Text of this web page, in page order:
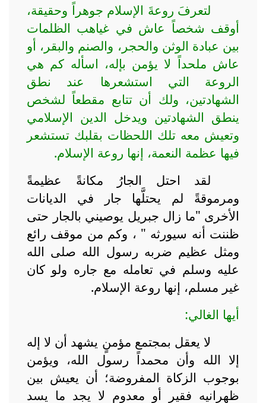
لتعرفَ روعةَ الإسلام جوهراً وحقيقة،
أوقف شخصاً عاش في غياهب الظلمات
بين عبادة الوثن والحجر، والصنم والبقر، أو
عاش ملحداً لا يؤمن بإله، اسأله كم هي
الروعة التي استشعرها عند نطق
الشهادتين، ولك أن تتابع مقطعاً لشخص
ينطق الشهادتين ويدخل الدين الإسلامي
وتعيش معه تلك اللحظات بقلبك تستشعر
فيها عظمة النعمة، إنها روعة الإسلام.
لقد احتل الجارُ مكانةً عظيمةً
ومرموقةً لم يحتلَّها جار في الديانات
الأخرى "ما زال جبريل يوصيني بالجار حتى
ظننت أنه سيورثه " ، وكم من موقف رائع
ومثل عظيم ضربه رسول الله صلى الله
عليه وسلم في تعامله مع جاره ولو كان
غير مسلم، إنها روعة الإسلام.
أيها الغالي:
لا يعقل بمجتمع مؤمنٍ يشهد أن لا إله
إلا الله وأن محمداً رسول الله، ويؤمن
بوجوب الزكاة المفروضة؛ أن يعيش بين
ظهرانيه فقير أو معدوم لا يجد ما يسد